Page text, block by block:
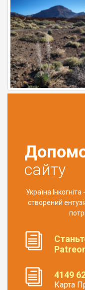
сайту
Україна
створений
4149
Карта